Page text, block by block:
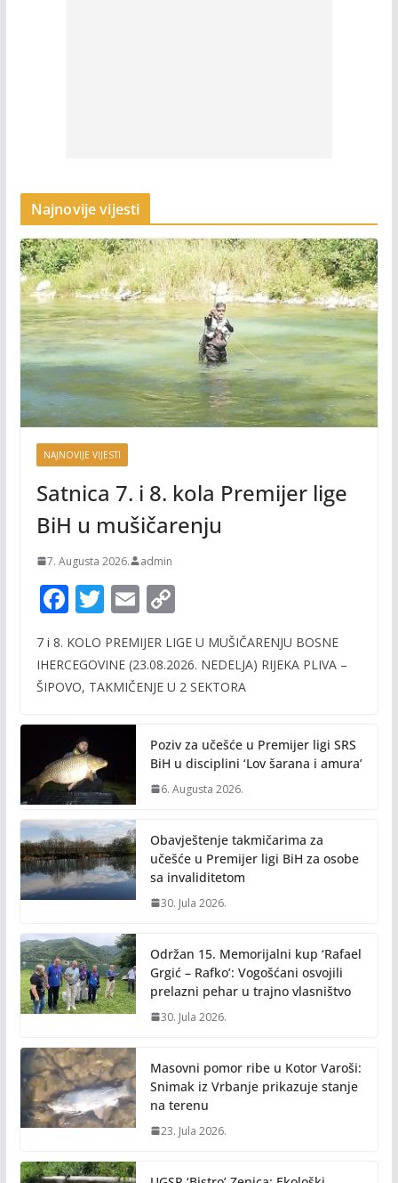
Najnovije vijesti
NAJNOVIJE VIJESTI
Satnica 7. i 8. kola Premijer lige
BiH u mušičarenju
7. Augusta 2026. admin
F
ac
e
b
o
k
T
w
itt
er
E
m
ai
l
C
p
y
n
k
7 i 8. KOLO PREMIJER LIGE U MUŠIČARENJU BOSNE
IHERCEGOVINE (23.08.2026. NEDELJA) RIJEKA PLIVA –
ŠIPOVO, TAKMIČENJE U 2 SEKTORA
Poziv za učešće u Premijer ligi SRS
BiH u disciplini ‘Lov šarana i amura’
6. Augusta 2026.
Obavještenje takmičarima za
učešće u Premijer ligi BiH za osobe
sa invaliditetom
30. Jula 2026.
Održan 15. Memorijalni kup ‘Rafael
Grgić – Rafko’: Vogošćani osvojili
prelazni pehar u trajno vlasništvo
30. Jula 2026.
Masovni pomor ribe u Kotor Varoši:
Snimak iz Vrbanje prikazuje stanje
na terenu
23. Jula 2026.